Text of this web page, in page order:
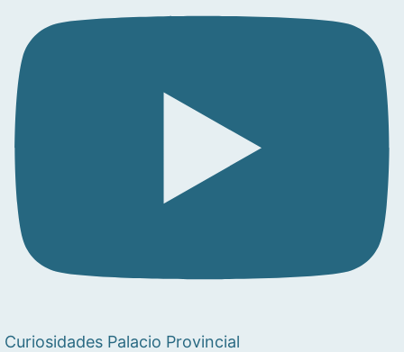
Curiosidades Palacio Provincial